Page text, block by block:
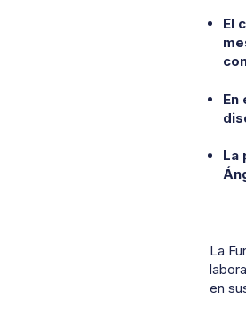
El
En
La
La
en